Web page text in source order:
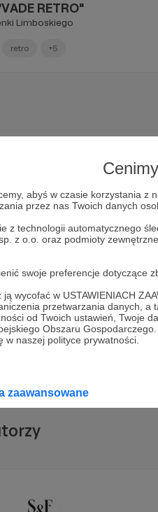
abyś w czasie korzystania z
przez nas Twoich danych
z technologii automatycznego
z o.o. oraz podmioty
swoje preferencje dotyczące
wycofać w USTAWIENIACH
przetwarzania danych,
od Twoich ustawień, Twoje
Obszaru
naszej polityce prywatności.
zaawansowane
RETRO"
Limboskiego
retro +5
Wesprzyj